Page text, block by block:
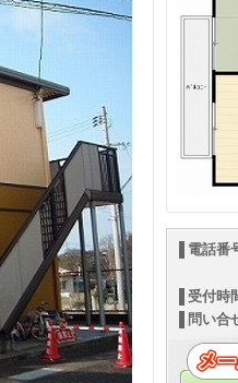
電話番
受付時
問い合